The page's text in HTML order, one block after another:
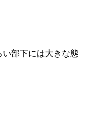
部下には大きな態